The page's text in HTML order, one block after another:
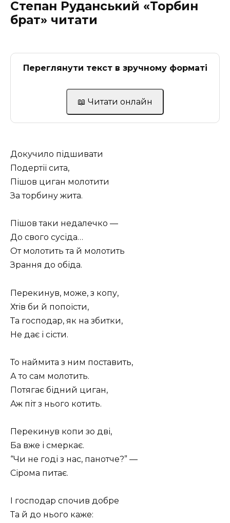
Степан Руданський «Торбин
брат» читати
Переглянути текст в зручному форматі
📖 Читати онлайн
Докучило підшивати
Подертії сита,
Пішов циган молотити
За торбину жита.
Пішов таки недалечко —
До свого сусіда…
От молотить та й молотить
Зрання до обіда.
Перекинув, може, з копу,
Хтів би й попоїсти,
Та господар, як на збитки,
Не дає і сісти.
То наймита з ним поставить,
А то сам молотить.
Потягає бідний циган,
Аж піт з нього котить.
Перекинув копи зо дві,
Ба вже і смеркає.
“Чи не годі з нас, панотче?” —
Сірома питає.
І господар спочив добре
Та й до нього каже: